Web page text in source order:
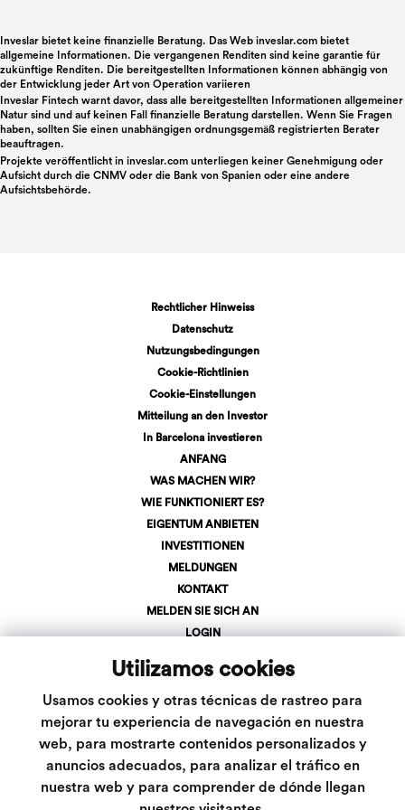
Utilizamos cookies
Usamos cookies y otras técnicas de rastreo para
mejorar tu experiencia de navegación en nuestra
web, para mostrarte contenidos personalizados y
anuncios adecuados, para analizar el tráfico en
nuestra web y para comprender de dónde llegan
Inveslar bietet keine finanzielle Beratung. Das Web inveslar.com bietet
allgemeine Informationen. Die vergangenen Renditen sind keine garantie für
zukünftige Renditen. Die bereitgestellten Informationen können abhängig von
der Entwicklung jeder Art von Operation variieren
Inveslar Fintech warnt davor, dass alle bereitgestellten Informationen allgemeiner
Natur sind und auf keinen Fall finanzielle Beratung darstellen. Wenn Sie Fragen
haben, sollten Sie einen unabhängigen ordnungsgemäß registrierten Berater
beauftragen.
Projekte veröffentlicht in inveslar.com unterliegen keiner Genehmigung oder
Aufsicht durch die CNMV oder die Bank von Spanien oder eine andere
Aufsichtsbehörde.
Rechtlicher Hinweiss
Datenschutz
Nutzungsbedingungen
Cookie-Richtlinien
Cookie-Einstellungen
Mitteilung an den Investor
In Barcelona investieren
ANFANG
WAS MACHEN WIR?
WIE FUNKTIONIERT ES?
EIGENTUM ANBIETEN
INVESTITIONEN
MELDUNGEN
KONTAKT
MELDEN SIE SICH AN
LOGIN
info@inveslar.com
Folgen Sie uns